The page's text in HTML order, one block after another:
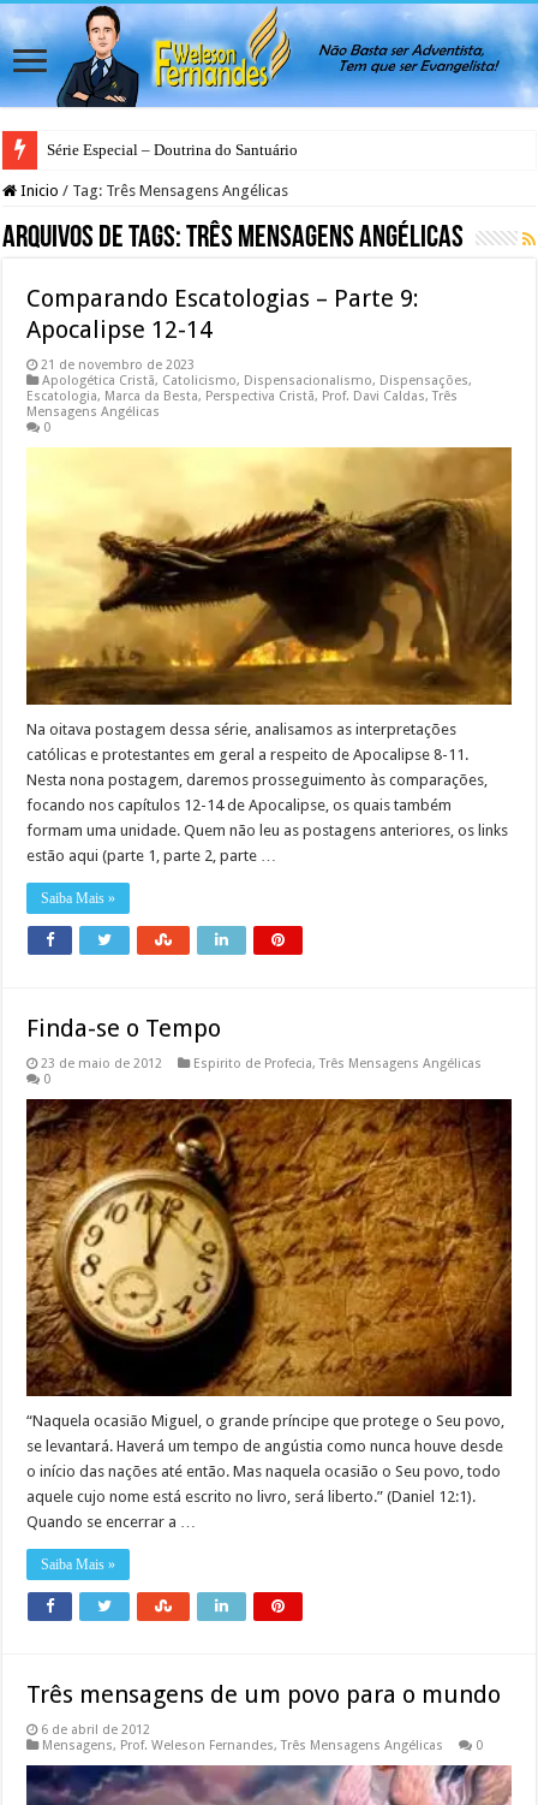
Série Especial – Doutrina do Santuário
Antes da Porta se Fechar: A Mensagem Profética do Santuário Celestial
Inicio / Tag: Três Mensagens Angélicas
Arquivos de Tags:Três Mensagens Angélicas
Comparando Escatologias – Parte 9:
Apocalipse 12-14
21 de novembro de 2023
Apologética Cristã, Catolicismo, Dispensacionalismo, Dispensações,
Escatologia, Marca da Besta, Perspectiva Cristã, Prof. Davi Caldas,Três
Mensagens Angélicas
0
Na oitava postagem dessa série, analisamos as interpretações
católicas e protestantes em geral a respeito de Apocalipse 8-11.
Nesta nona postagem, daremos prosseguimento às comparações,
focando nos capítulos 12-14 de Apocalipse, os quais também
formam uma unidade. Quem não leu as postagens anteriores, os links
estão aqui (parte 1, parte 2, parte …
Saiba Mais »
Finda-se o Tempo
23 de maio de 2012 Espirito de Profecia,Três Mensagens Angélicas
0
“Naquela ocasião Miguel, o grande príncipe que protege o Seu povo,
se levantará. Haverá um tempo de angústia como nunca houve desde
o início das nações até então. Mas naquela ocasião o Seu povo, todo
aquele cujo nome está escrito no livro, será liberto.” (Daniel 12:1).
Quando se encerrar a …
Saiba Mais »
Três mensagens de um povo para o mundo
6 de abril de 2012
Mensagens, Prof. Weleson Fernandes,Três Mensagens Angélicas 0